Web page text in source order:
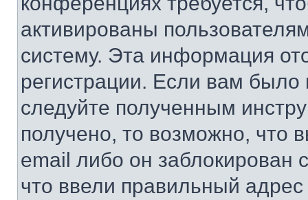
активированы
систему. Эта информация
регистрации. Если вам
следуйте полученным
получено, то возможно, что
email либо он
что ввели правильный адрес